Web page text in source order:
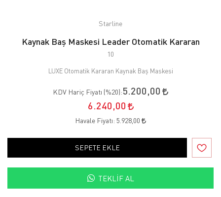
Starline
Kaynak Baş Maskesi Leader Otomatik Kararan
10
LUXE Otomatik Kararan Kaynak Baş Maskesi
KDV Hariç Fiyatı (%20):5.200,00
6.240,00
Havale Fiyatı: 5.928,00
SEPETE EKLE
TEKLIF AL